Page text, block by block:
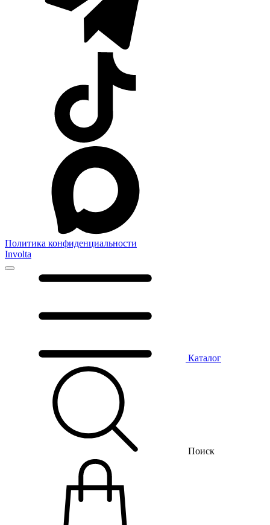
Политика конфиденциальности
Involta
Каталог
Поиск